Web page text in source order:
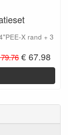
X rand + 3
€ 67.98